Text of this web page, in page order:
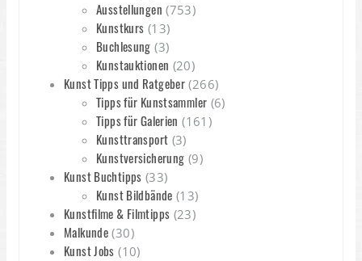
Ausstellungen (753)
Kunstkurs (13)
Buchlesung (3)
Kunstauktionen (20)
Kunst Tipps und Ratgeber (266)
Tipps für Kunstsammler (6)
Tipps für Galerien (161)
Kunsttransport (3)
Kunstversicherung (9)
Kunst Buchtipps (33)
Kunst Bildbände (13)
Kunstfilme & Filmtipps (23)
Malkunde (30)
Kunst Jobs (10)